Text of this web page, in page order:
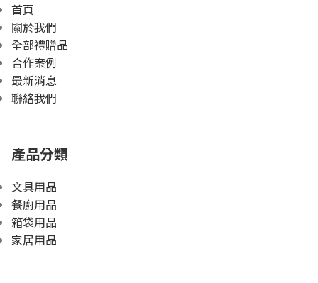
首頁
關於我們
全部禮贈品
合作案例
最新消息
聯絡我們
產品分類
文具用品
餐廚用品
箱袋用品
家居用品